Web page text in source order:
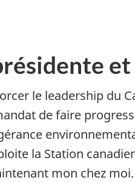
le leadership du
de faire
la Station
mon chez